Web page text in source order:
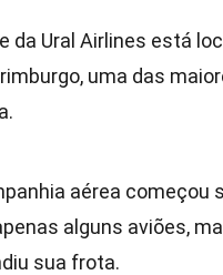
da Ural Airlines está
uma das
aérea começou
alguns aviões,
sua frota.